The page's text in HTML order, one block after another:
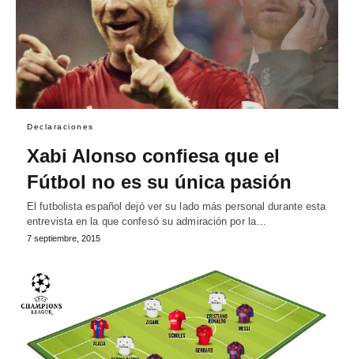
Declaraciones
Xabi Alonso confiesa que el
Fútbol no es su única pasión
El futbolista español dejó ver su lado más personal durante esta
entrevista en la que confesó su admiración por la…
7 septiembre, 2015